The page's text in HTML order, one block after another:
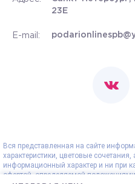
23Е
E-mail:
Вся представленная на сайте
характеристики, цветовые
информационный характер и ни при
офертой, определяемой